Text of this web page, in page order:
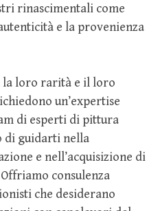
rinascimentali come
e la provenienza
la loro rarità e il loro
un’expertise
di esperti di pittura
di guidarti nella
e nell’acquisizione di
consulenza
che desiderano